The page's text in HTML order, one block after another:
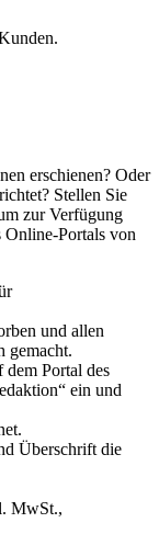
erschienen? Oder
Stellen Sie
zur Verfügung
Online-Portals von
und allen
gemacht.
Portal des
ein und
Überschrift die
MwSt.,